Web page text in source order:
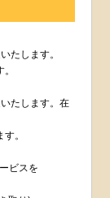
たします。
たします。在
。
ビスを